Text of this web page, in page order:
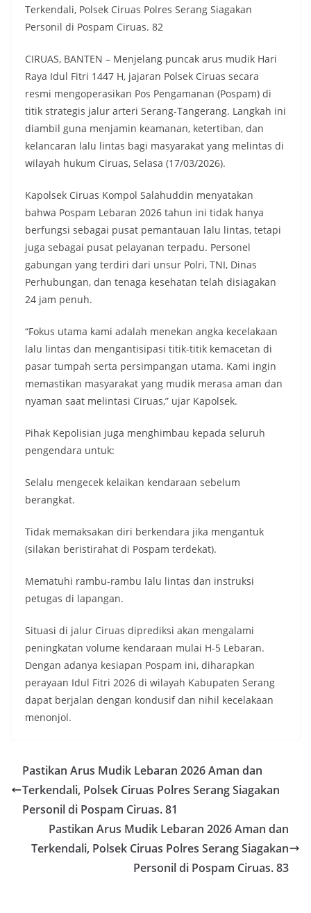
Terkendali, Polsek Ciruas Polres Serang Siagakan
Personil di Pospam Ciruas. 82
CIRUAS, BANTEN – Menjelang puncak arus mudik Hari
Raya Idul Fitri 1447 H, jajaran Polsek Ciruas secara
resmi mengoperasikan Pos Pengamanan (Pospam) di
titik strategis jalur arteri Serang-Tangerang. Langkah ini
diambil guna menjamin keamanan, ketertiban, dan
kelancaran lalu lintas bagi masyarakat yang melintas di
wilayah hukum Ciruas, Selasa (17/03/2026).
Kapolsek Ciruas Kompol Salahuddin menyatakan
bahwa Pospam Lebaran 2026 tahun ini tidak hanya
berfungsi sebagai pusat pemantauan lalu lintas, tetapi
juga sebagai pusat pelayanan terpadu. Personel
gabungan yang terdiri dari unsur Polri, TNI, Dinas
Perhubungan, dan tenaga kesehatan telah disiagakan
24 jam penuh.
“Fokus utama kami adalah menekan angka kecelakaan
lalu lintas dan mengantisipasi titik-titik kemacetan di
pasar tumpah serta persimpangan utama. Kami ingin
memastikan masyarakat yang mudik merasa aman dan
nyaman saat melintasi Ciruas,” ujar Kapolsek.
Pihak Kepolisian juga menghimbau kepada seluruh
pengendara untuk:
Selalu mengecek kelaikan kendaraan sebelum
berangkat.
Tidak memaksakan diri berkendara jika mengantuk
(silakan beristirahat di Pospam terdekat).
Mematuhi rambu-rambu lalu lintas dan instruksi
petugas di lapangan.
Situasi di jalur Ciruas diprediksi akan mengalami
peningkatan volume kendaraan mulai H-5 Lebaran.
Dengan adanya kesiapan Pospam ini, diharapkan
perayaan Idul Fitri 2026 di wilayah Kabupaten Serang
dapat berjalan dengan kondusif dan nihil kecelakaan
menonjol.
Pastikan Arus Mudik Lebaran 2026 Aman dan
Terkendali, Polsek Ciruas Polres Serang Siagakan
Personil di Pospam Ciruas. 81
Pastikan Arus Mudik Lebaran 2026 Aman dan
Terkendali, Polsek Ciruas Polres Serang Siagakan
Personil di Pospam Ciruas. 83